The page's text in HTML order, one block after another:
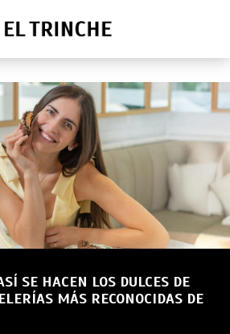
SE HACEN LOS DULCES DE
MÁS RECONOCIDAS DE